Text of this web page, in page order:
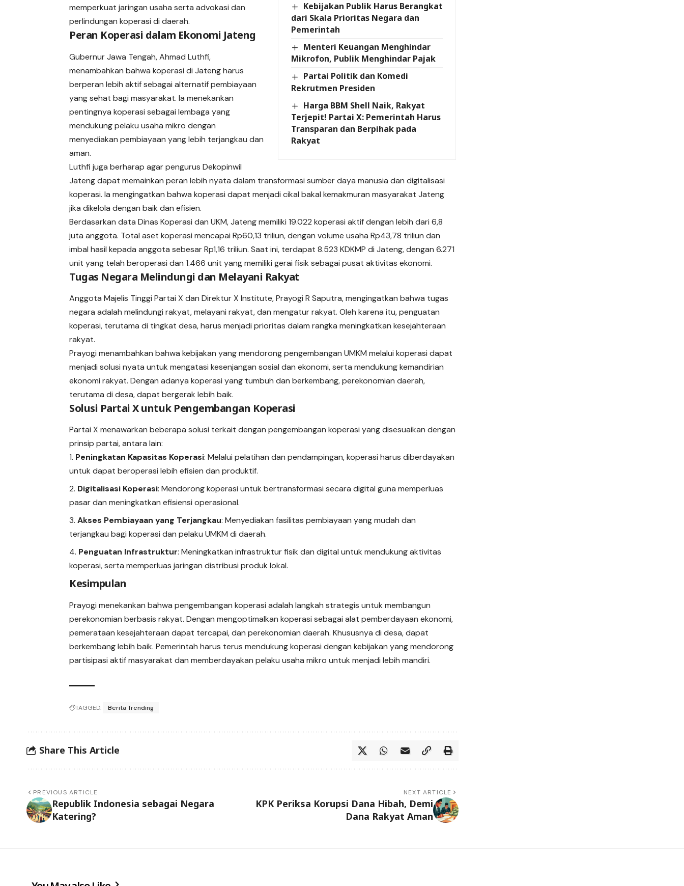
Kebijakan Publik Harus Berangkat
dari Skala Prioritas Negara dan
Pemerintah
Menteri Keuangan Menghindar
Mikrofon, Publik Menghindar Pajak
Partai Politik dan Komedi
Rekrutmen Presiden
Harga BBM Shell Naik, Rakyat
Terjepit! Partai X: Pemerintah Harus
Transparan dan Berpihak pada
Rakyat
memperkuat jaringan usaha serta advokasi dan
perlindungan koperasi di daerah.
Peran Koperasi dalam Ekonomi Jateng
Gubernur Jawa Tengah, Ahmad Luthfi,
menambahkan bahwa koperasi di Jateng harus
berperan lebih aktif sebagai alternatif pembiayaan
yang sehat bagi masyarakat. Ia menekankan
pentingnya koperasi sebagai lembaga yang
mendukung pelaku usaha mikro dengan
menyediakan pembiayaan yang lebih terjangkau dan
aman.
Luthfi juga berharap agar pengurus Dekopinwil
Jateng dapat memainkan peran lebih nyata dalam transformasi sumber daya manusia dan digitalisasi
koperasi. Ia mengingatkan bahwa koperasi dapat menjadi cikal bakal kemakmuran masyarakat Jateng
jika dikelola dengan baik dan efisien.
Berdasarkan data Dinas Koperasi dan UKM, Jateng memiliki 19.022 koperasi aktif dengan lebih dari 6,8
juta anggota. Total aset koperasi mencapai Rp60,13 triliun, dengan volume usaha Rp43,78 triliun dan
imbal hasil kepada anggota sebesar Rp1,16 triliun. Saat ini, terdapat 8.523 KDKMP di Jateng, dengan 6.271
unit yang telah beroperasi dan 1.466 unit yang memiliki gerai fisik sebagai pusat aktivitas ekonomi.
Tugas Negara Melindungi dan Melayani Rakyat
Anggota Majelis Tinggi Partai X dan Direktur X Institute, Prayogi R Saputra, mengingatkan bahwa tugas
negara adalah melindungi rakyat, melayani rakyat, dan mengatur rakyat. Oleh karena itu, penguatan
koperasi, terutama di tingkat desa, harus menjadi prioritas dalam rangka meningkatkan kesejahteraan
rakyat.
Prayogi menambahkan bahwa kebijakan yang mendorong pengembangan UMKM melalui koperasi dapat
menjadi solusi nyata untuk mengatasi kesenjangan sosial dan ekonomi, serta mendukung kemandirian
ekonomi rakyat. Dengan adanya koperasi yang tumbuh dan berkembang, perekonomian daerah,
terutama di desa, dapat bergerak lebih baik.
Solusi Partai X untuk Pengembangan Koperasi
Partai X menawarkan beberapa solusi terkait dengan pengembangan koperasi yang disesuaikan dengan
prinsip partai, antara lain:
Peningkatan Kapasitas Koperasi: Melalui pelatihan dan pendampingan, koperasi harus diberdayakan
untuk dapat beroperasi lebih efisien dan produktif.
Digitalisasi Koperasi: Mendorong koperasi untuk bertransformasi secara digital guna memperluas
pasar dan meningkatkan efisiensi operasional.
Akses Pembiayaan yang Terjangkau: Menyediakan fasilitas pembiayaan yang mudah dan
terjangkau bagi koperasi dan pelaku UMKM di daerah.
Penguatan Infrastruktur: Meningkatkan infrastruktur fisik dan digital untuk mendukung aktivitas
koperasi, serta memperluas jaringan distribusi produk lokal.
Kesimpulan
Prayogi menekankan bahwa pengembangan koperasi adalah langkah strategis untuk membangun
perekonomian berbasis rakyat. Dengan mengoptimalkan koperasi sebagai alat pemberdayaan ekonomi,
pemerataan kesejahteraan dapat tercapai, dan perekonomian daerah. Khususnya di desa, dapat
berkembang lebih baik. Pemerintah harus terus mendukung koperasi dengan kebijakan yang mendorong
partisipasi aktif masyarakat dan memberdayakan pelaku usaha mikro untuk menjadi lebih mandiri.
TAGGED: Berita Trending
Share This Article
PREVIOUS ARTICLE
Republik Indonesia sebagai Negara
Katering?
NEXT ARTICLE
KPK Periksa Korupsi Dana Hibah, Demi
Dana Rakyat Aman